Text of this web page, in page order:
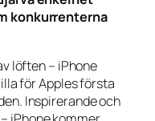
konkurrenterna
löften – iPhone
för Apples första
Inspirerande och